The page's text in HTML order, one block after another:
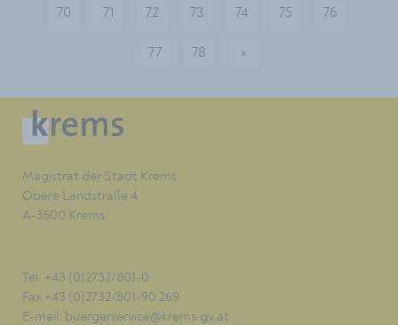
70 71 72 73 74 75 76
77 78 »
Magistrat der Stadt Krems
Obere Landstraße 4
A-3500 Krems
Tel. +43 (0)2732/801-0
Fax +43 (0)2732/801-90 269
E-mail: buergerservice@krems.gv.at